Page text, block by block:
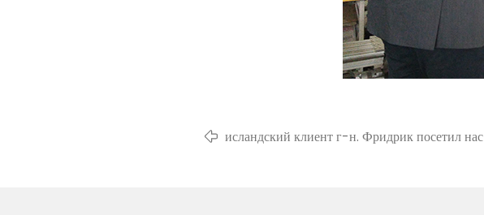
исландский клиент г-н. Фридрик посетил нас